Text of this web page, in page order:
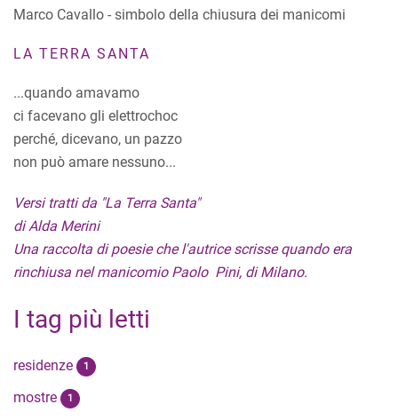
Marco Cavallo - simbolo della chiusura dei manicomi
LA TERRA SANTA
...quando amavamo
ci facevano gli elettrochoc
perché, dicevano, un pazzo
non può amare nessuno...
Versi tratti da "La Terra Santa"
di Alda Merini
Una raccolta di poesie che l'autrice scrisse quando era
rinchiusa nel manicomio Paolo Pini, di Milano.
I tag più letti
residenze 1
mostre 1